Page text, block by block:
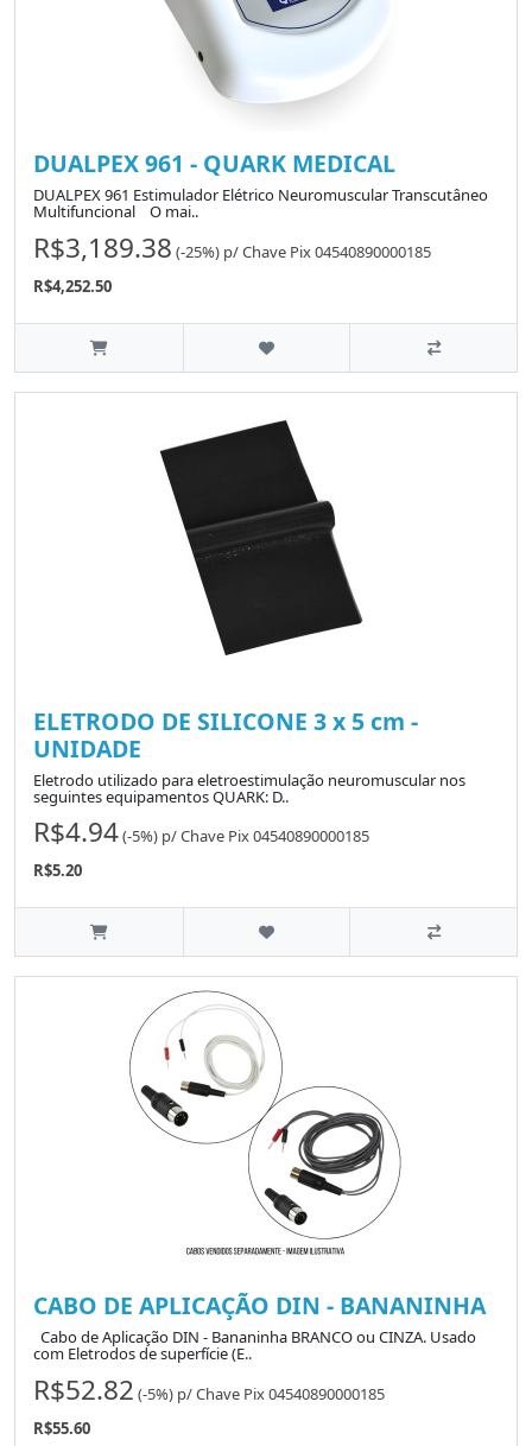
DUALPEX 961 - QUARK MEDICAL
DUALPEX 961 Estimulador Elétrico Neuromuscular Transcutâneo
Multifuncional O mai..
R$3,189.38 (-25%) p/Chave Pix 04540890000185
R$4,252.50
ELETRODO DE SILICONE 3 x 5 cm -
UNIDADE
Eletrodo utilizado para eletroestimulação neuromuscular nos
seguintes equipamentos QUARK: D..
R$4.94(-5%) p/Chave Pix 04540890000185
R$5.20
CABO DE APLICAÇÃO DIN - BANANINHA
Cabo de Aplicação DIN - Bananinha BRANCO ou CINZA. Usado
com Eletrodos de superfície (E..
R$52.82 (-5%) p/Chave Pix 04540890000185
R$55.60